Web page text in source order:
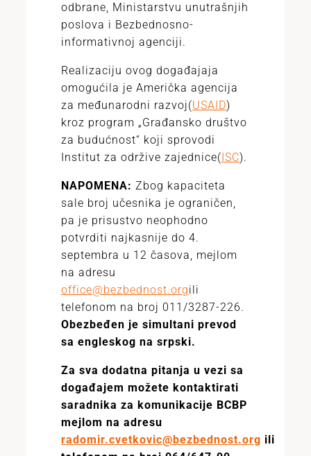
odbrane, Ministarstvu unutrašnjih
poslova i Bezbednosno-
informativnoj agenciji.
Realizaciju ovog događajaja
omogućila je Američka agencija
za međunarodni razvoj(USAID)
kroz program „Građansko društvo
za budućnost“ koji sprovodi
Institut za održive zajednice(ISC).
NAPOMENA: Zbog kapaciteta
sale broj učesnika je ograničen,
pa je prisustvo neophodno
potvrditi najkasnije do 4.
septembra u 12 časova, mejlom
na adresu
office@bezbednost.orgili
telefonom na broj 011/3287-226.
Obezbeđen je simultani prevod
sa engleskog na srpski.
Za sva dodatna pitanja u vezi sa
događajem možete kontaktirati
saradnika za komunikacije BCBP
mejlom na adresu
radomir.cvetkovic@bezbednost.org ili